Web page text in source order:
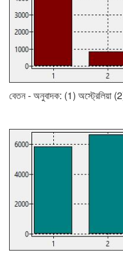
বেতন - অনুবাদক: (1) অস্ট্রেলিয়া